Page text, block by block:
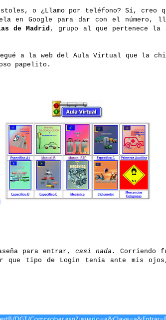
o ¿Llamo por teléfono? Sí, creo
en Google para dar con el número,
de Madrid , grupo al que pertenece la
a la web del Aula Virtual que la
papelito.
para entrar, casi nada. Corriendo
que tipo de Login tenía ante mis